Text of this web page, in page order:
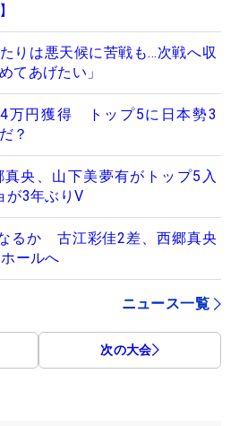
りは悪天候に苦戦も…次戦へ収
てあげたい」
万円獲得 トップ5に日本勢3
？
央、山下美夢有がトップ5入
3年ぶりV
るか 古江彩佳2差、西郷真央
ールへ
ニュース一覧
次の大会